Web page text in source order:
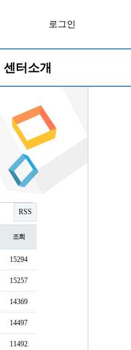
로그인
센터소개
RSS
조회
15294
15257
14369
14497
11492